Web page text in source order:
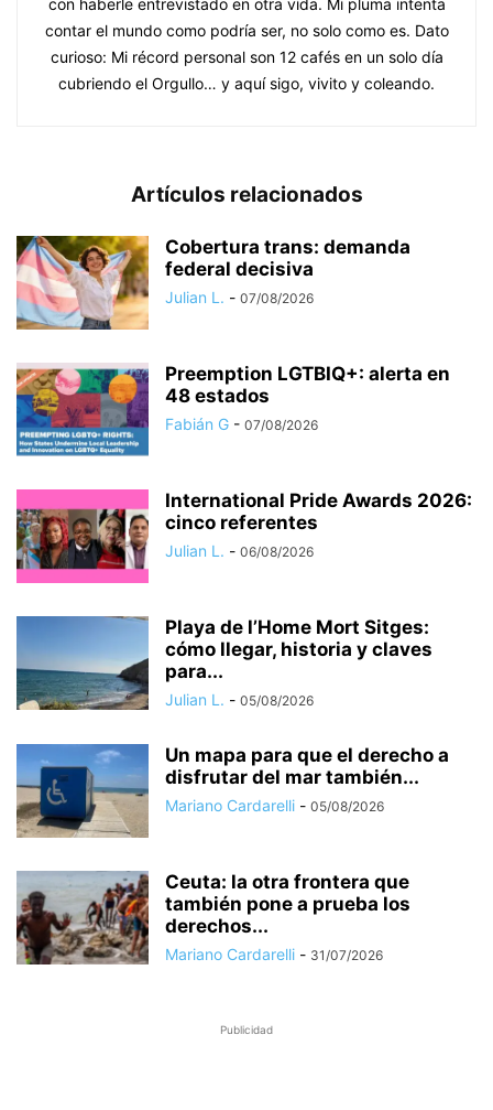
con haberle entrevistado en otra vida. Mi pluma intenta
contar el mundo como podría ser, no solo como es. Dato
curioso: Mi récord personal son 12 cafés en un solo día
cubriendo el Orgullo… y aquí sigo, vivito y coleando.
Artículos relacionados
Cobertura trans: demanda
federal decisiva
Julian L. - 07/08/2026
Preemption LGTBIQ+: alerta en
48 estados
Fabián G - 07/08/2026
International Pride Awards 2026:
cinco referentes
Julian L. - 06/08/2026
Playa de l’Home Mort Sitges:
cómo llegar, historia y claves
para...
Julian L. - 05/08/2026
Un mapa para que el derecho a
disfrutar del mar también...
Mariano Cardarelli - 05/08/2026
Ceuta: la otra frontera que
también pone a prueba los
derechos...
Mariano Cardarelli - 31/07/2026
Publicidad